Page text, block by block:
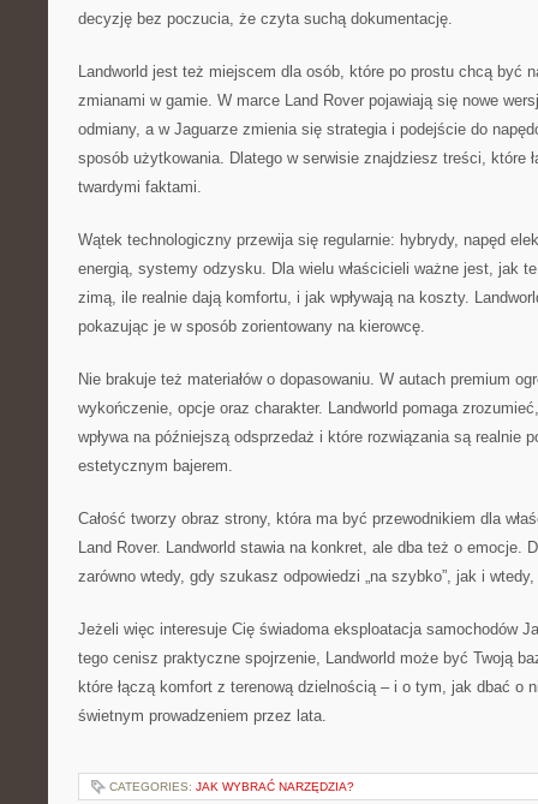
decyzję bez poczucia, że czyta suchą dokumentację.
Landworld jest też miejscem dla osób, które po prostu chcą być
zmianami w gamie. W marce Land Rover pojawiają się nowe
odmiany, a w Jaguarze zmienia się strategia i podejście do
sposób użytkowania. Dlatego w serwisie znajdziesz treści, które
twardymi faktami.
Wątek technologiczny przewija się regularnie: hybrydy, napęd
energią, systemy odzysku. Dla wielu właścicieli ważne jest, jak
zimą, ile realnie dają komfortu, i jak wpływają na koszty.
pokazując je w sposób zorientowany na kierowcę.
Nie brakuje też materiałów o dopasowaniu. W autach premium
wykończenie, opcje oraz charakter. Landworld pomaga
wpływa na późniejszą odsprzedaż i które rozwiązania są realnie
estetycznym bajerem.
Całość tworzy obraz strony, która ma być przewodnikiem dla
Land Rover. Landworld stawia na konkret, ale dba też o emocje.
zarówno wtedy, gdy szukasz odpowiedzi „na szybko”, jak i
Jeżeli więc interesuje Cię świadoma eksploatacja samochodów
tego cenisz praktyczne spojrzenie, Landworld może być Twoją
które łączą komfort z terenową dzielnością – i o tym, jak dbać o
świetnym prowadzeniem przez lata.
CATEGORIES: JAK WYBRAĆ NARZĘDZIA?